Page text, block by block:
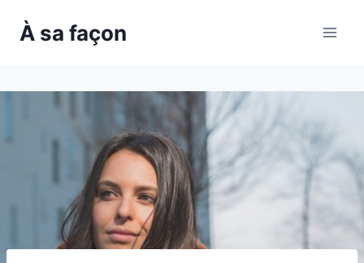
À sa façon